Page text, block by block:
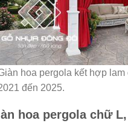
hoa pergola kết hợp
đến 2025.
hoa pergola chữ